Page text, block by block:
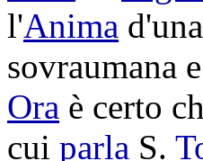
l'Anima d'una
sovraumana e
Ora è certo
cui parla S.